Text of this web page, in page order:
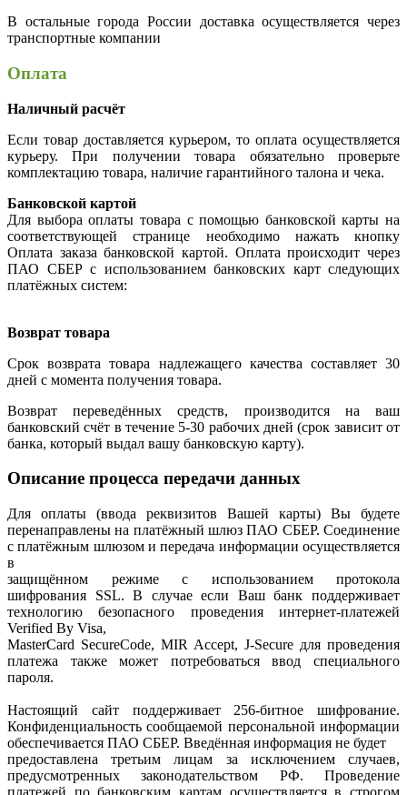
В остальные города России доставка осуществляется через
транспортные компании
Оплата
Наличный расчёт
Если товар доставляется курьером, то оплата осуществляется
курьеру. При получении товара обязательно проверьте
комплектацию товара, наличие гарантийного талона и чека.
Банковской картой
Для выбора оплаты товара с помощью банковской карты на
соответствующей странице необходимо нажать кнопку
Оплата заказа банковской картой. Оплата происходит через
ПАО СБЕР с использованием банковских карт следующих
платёжных систем:
Возврат товара
Срок возврата товара надлежащего качества составляет 30
дней с момента получения товара.
Возврат переведённых средств, производится на ваш
банковский счёт в течение 5-30 рабочих дней (срок зависит от
банка, который выдал вашу банковскую карту).
Описание процесса передачи данных
Для оплаты (ввода реквизитов Вашей карты) Вы будете
перенаправлены на платёжный шлюз ПАО СБЕР. Соединение
с платёжным шлюзом и передача информации осуществляется
в
защищённом режиме с использованием протокола
шифрования SSL. В случае если Ваш банк поддерживает
технологию безопасного проведения интернет-платежей
Verified By Visa,
MasterCard SecureCode, MIR Accept, J-Secure для проведения
платежа также может потребоваться ввод специального
пароля.
Настоящий сайт поддерживает 256-битное шифрование.
Конфиденциальность сообщаемой персональной информации
обеспечивается ПАО СБЕР. Введённая информация не будет
предоставлена третьим лицам за исключением случаев,
предусмотренных законодательством РФ. Проведение